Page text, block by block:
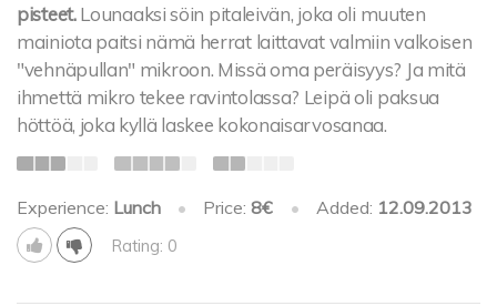
pisteet. Lounaaksi söin pitaleivän, joka oli muuten
mainiota paitsi nämä herrat laittavat valmiin valkoisen
"vehnäpullan" mikroon. Missä oma peräisyys? Ja mitä
ihmettä mikro tekee ravintolassa? Leipä oli paksua
höttöä, joka kyllä laskee kokonaisarvosanaa.
Experience: Lunch • Price:8€ • Added: 12.09.2013
Rating: 0